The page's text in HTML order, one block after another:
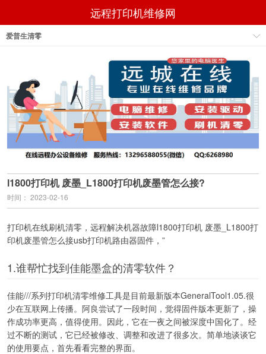
远程打印机维修网
爱普生清零
l1800打印机 废墨_L1800打印机废墨管怎么接?
时间： 2023-02-16
打印机在线刷机清零，远程解决机器故障l1800打印机 废墨_L1800打
印机废墨管怎么接usb打印机路由器固件，”
1.谁帮忙找到佳能墨盒的清零软件？
佳能///系列打印机清零维修工具是目前最新版本GeneralTool1.05.很
少在互联网上传播。阿良尝试了一段时间，觉得固件版本更新了，操
作成功率更高，值得使用。因此，它在一夜之间被深度中国化了。经
过不断的测试，它已经被修改、调整和改进了很多次。简单地谈谈它
的使用要点，首先看看完整的界面。